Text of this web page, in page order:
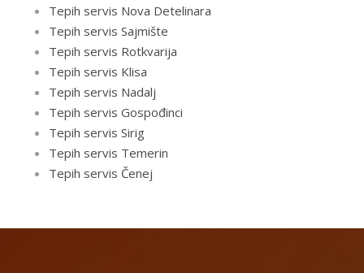
Tepih servis Nova Detelinara
Tepih servis Sajmište
Tepih servis Rotkvarija
Tepih servis Klisa
Tepih servis Nadalj
Tepih servis Gospođinci
Tepih servis Sirig
Tepih servis Temerin
Tepih servis Čenej